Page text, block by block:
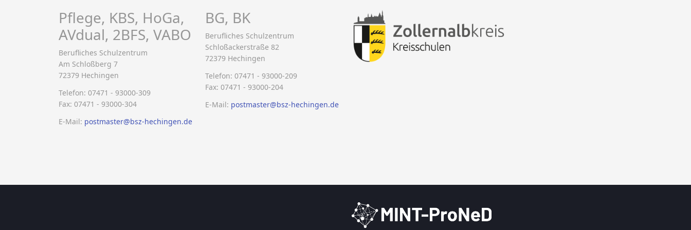
Pflege, KBS, HoGa,
AVdual, 2BFS, VABO
Berufliches Schulzentrum
Am Schloßberg 7
72379 Hechingen
Telefon: 07471 - 93000-309
Fax: 07471 - 93000-304
E-Mail: postmaster@bsz-hechingen.de
BG, BK
Berufliches Schulzentrum
Schloßackerstraße 82
72379 Hechingen
Telefon: 07471 - 93000-209
Fax: 07471 - 93000-204
E-Mail: postmaster@bsz-hechingen.de